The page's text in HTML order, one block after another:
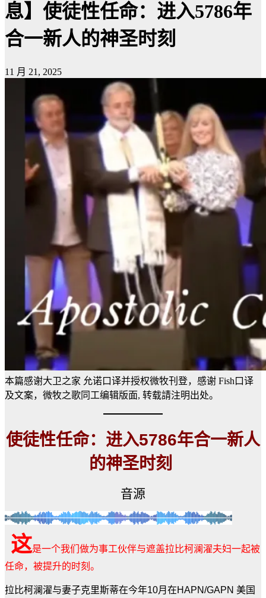
息】使徒性任命：进入5786年
合一新人的神圣时刻
11 月 21, 2025
本篇感谢大卫之家 允诺口译并授权微牧刊登，感谢 Fish口译
及文案，微牧之歌同工编辑版面, 转载請注明出处。
使徒性任命：进入5786年合一新人
的神圣时刻
音源
这是一个我们做为事工伙伴与遮盖拉比柯澜濯夫妇一起被
任命，被提升的时刻。
拉比柯澜濯与妻子克里斯蒂在今年10月在HAPN/GAPN 美国